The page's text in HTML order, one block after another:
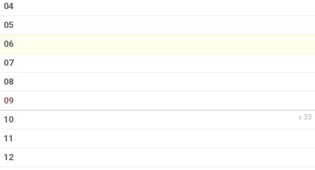
DOKUMENT
04
05
06
07
08
09
v.33
10
11
12